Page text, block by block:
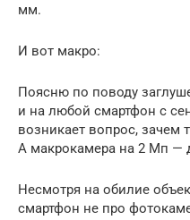
мм.
И вот макро:
Поясню по поводу
и на любой смартфон с
возникает вопрос, зачем
А макрокамера на 2 Мп —
Несмотря на обилие
смартфон не про